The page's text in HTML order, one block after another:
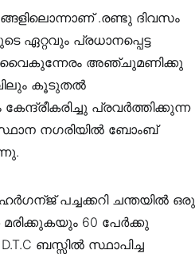
.രണ്ടു ദിവസം
ഏറ്റവും പ്രധാനപ്പെട്ട
അഞ്ചുമണിക്കു
കൂടുതല്‍
പ്രവർത്തിക്കുന്ന
നഗരിയിൽ ബോംബ്
പച്ചക്കറി ചന്തയിൽ ഒരു
60 പേർക്കു
ബസ്സില്‍ സ്ഥാപിച്ച